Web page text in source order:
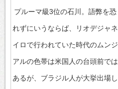
プルーマ級3位の石川。語弊を恐
れずにいうならば、リオデジャネ
イロで行われていた時代のムンジ
アルの色帯は米国人の台頭前では
あるが、ブラジル人が大挙出場し